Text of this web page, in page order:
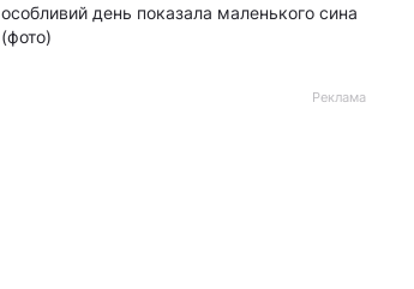
особливий день показала маленького сина
(фото)
Реклама